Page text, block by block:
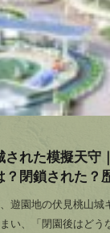
された模擬天守
？閉鎖された？
遊園地の伏見桃山城
い、「閉園後はどう